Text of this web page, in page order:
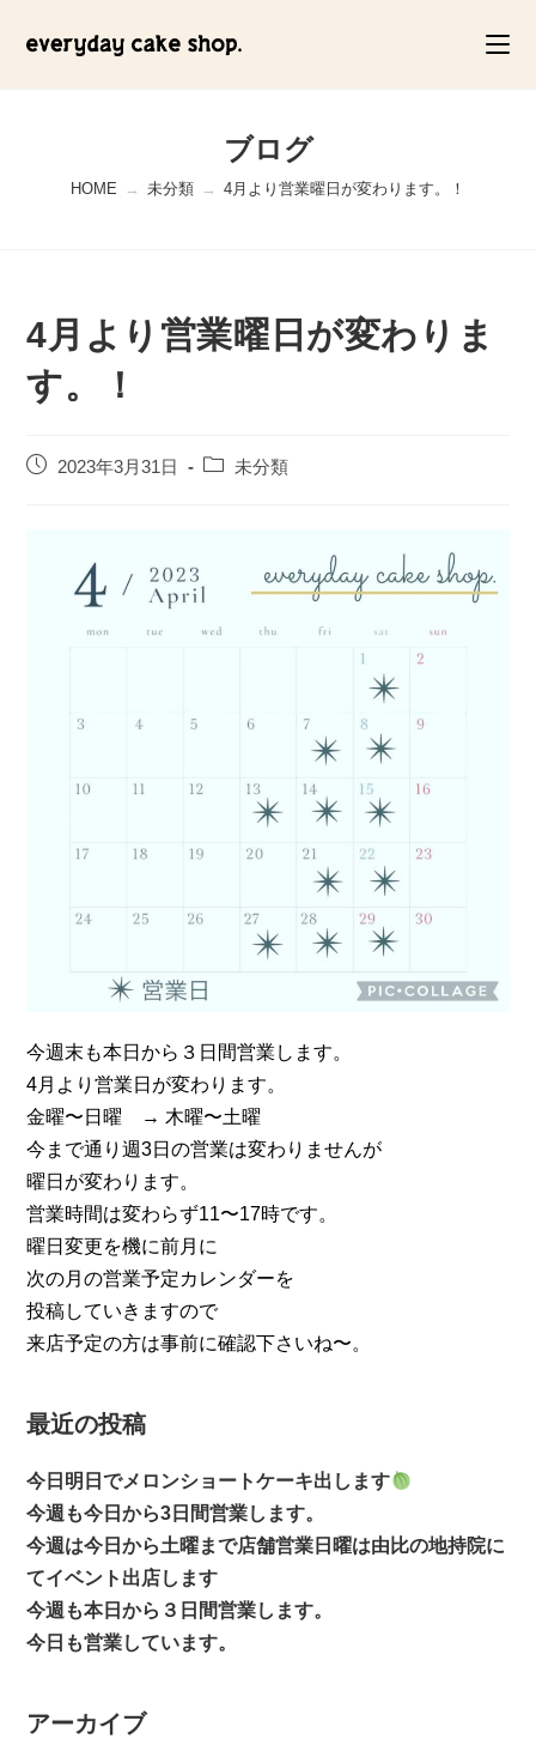
ブログ
HOME → 未分類 → 4月より営業曜日が変わります。！
4月より営業曜日が変わりま
す。！
投
2023年3月31日
投
リ
未分類
今週末も本日から３日間営業します。
4月より営業日が変わります。
金曜〜日曜 → 木曜〜土曜
今まで通り週3日の営業は変わりませんが
曜日が変わります。
営業時間は変わらず11〜17時です。
曜日変更を機に前月に
次の月の営業予定カレンダーを
投稿していきますので
来店予定の方は事前に確認下さいね〜。
最近の投稿
今日明日でメロンショートケーキ出します
今週も今日から3日間営業します。
今週は今日から土曜まで店舗営業日曜は由比の地持院に
てイベント出店します
今週も本日から３日間営業します。
今日も営業しています。
アーカイブ